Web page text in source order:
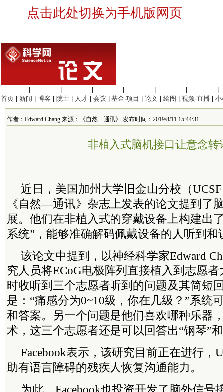
点击此处切换为手机版网页
首页
新闻 博客 院士 人才 会议 基金·项目 论文 绘图 视频·直播 小
作者：Edward Chang 来源：《自然—通讯》 发布时间：2019/8/11 15:44:31
非植入式脑机接口让意念转
近日，美国加州大学旧金山分校（UCSF
《自然—通讯》杂志上发表的论文提到了
展。他们在非植入式的穿戴设备上构建出
系统”，能够准确解码佩戴设备的人听到
该论文中提到，以神经科学家Edward
究人员将ECoG电极阵列直接植入到志愿
时收听到三个志愿者听到的问题及其简短
是：“痛感分为0~10级，你在几级？”系统
和答案。另一个问题是他们喜欢哪种乐器
术，这三个志愿者还是可以回答出“钢琴”
Facebook表示，该研究目前正在进行，
助有语言障碍的残疾人恢复沟通能力。
为此，Facebook也投资开发了脑外信号